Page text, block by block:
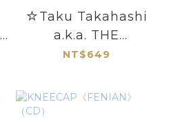
☆Taku Takahashi
a.k.a. THE
SUITBOYS 《AFTER
CD）
NT$649